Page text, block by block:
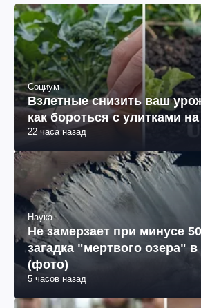
Социум
Взлетные снизить ваш
как бороться с улитками
22 часа назад
Наука
Не замерзает при минусе
загадка "мертвого озера"
(фото)
5 часов назад